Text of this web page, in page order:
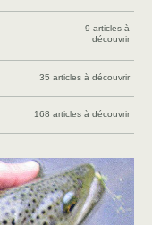
9 articles à
découvrir
35 articles à découvrir
168 articles à découvrir